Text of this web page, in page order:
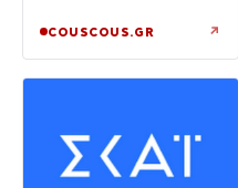
COUSCOUS.GR ↗